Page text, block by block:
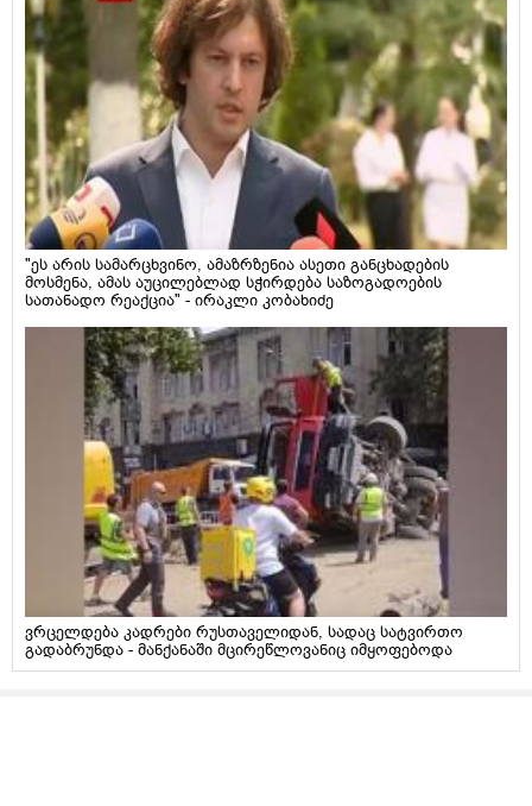
"ეს არის სამარცხვინო, ამაზრზენია ასეთი განცხადების
მოსმენა, ამას აუცილებლად სჭირდება საზოგადოების
სათანადო რეაქცია" - ირაკლი კობახიძე
ვრცელდება კადრები რუსთაველიდან, სადაც სატვირთო
გადაბრუნდა - მანქანაში მცირეწლოვანიც იმყოფებოდა